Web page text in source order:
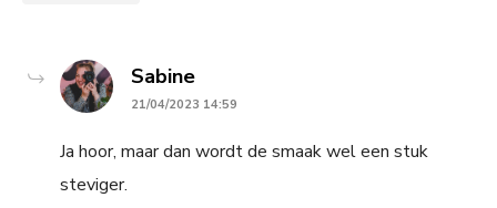
Sabinesays:
21/04/2023 14:59
Ja hoor, maar dan wordt de smaak wel een stuk
steviger.